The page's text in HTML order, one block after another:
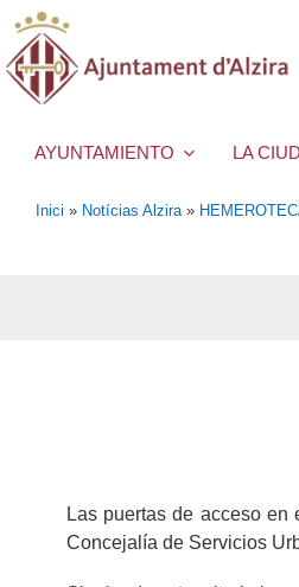
AYUNTAMIENTO LA
Inici » Notícias Alzira »
Las puertas de acceso
Concejalía de Servicios